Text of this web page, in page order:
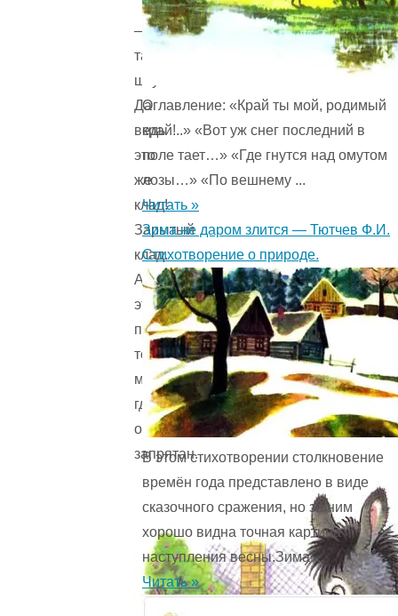
— Вот
так
штука!..
Да
ведь
это
же
клад!
Зарытый
клад.
А
это
план
того
места,
где
он
запрятан.
Оглавление: «Край ты мой, родимый
край!..» «Вот уж снег последний в
поле тает…» «Где гнутся над омутом
лозы…» «По вешнему ...
Читать »
Зима не даром злится — Тютчев Ф.И.
Стихотворение о природе.
В этом стихотворении столкновение
времён года представ­лено в виде
сказочного сражения, но за ним
хорошо видна точная картина
наступления весны.Зима ...
Читать »